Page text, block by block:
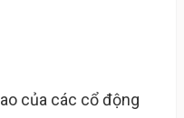
của các cổ động